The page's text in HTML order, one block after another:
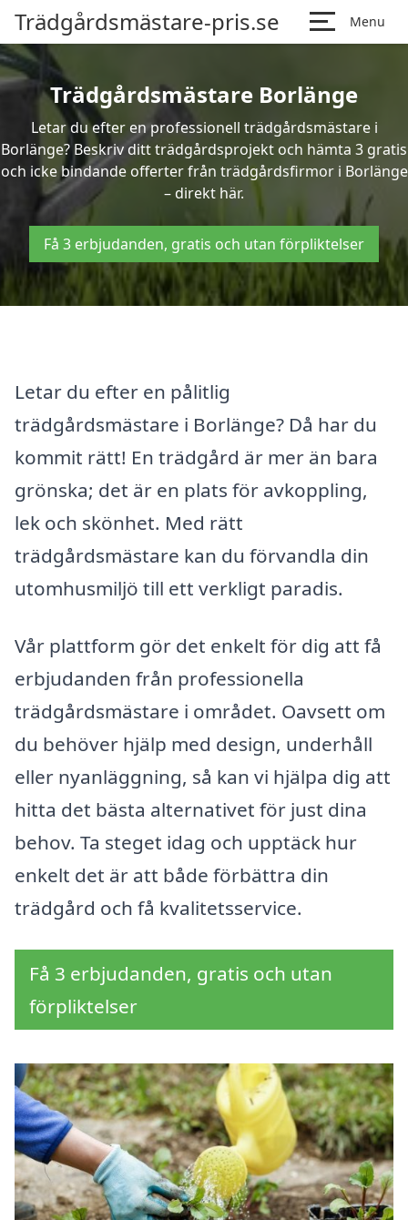
Trädgårdsmästare-pris.se Menu
Trädgårdsmästare Borlänge
Letar du efter en professionell trädgårdsmästare i
Borlänge? Beskriv ditt trädgårdsprojekt och hämta 3 gratis
och icke bindande offerter från trädgårdsfirmor i Borlänge
– direkt här.
Få 3 erbjudanden, gratis och utan förpliktelser
Letar du efter en pålitlig
trädgårdsmästare i Borlänge? Då har du
kommit rätt! En trädgård är mer än bara
grönska; det är en plats för avkoppling,
lek och skönhet. Med rätt
trädgårdsmästare kan du förvandla din
utomhusmiljö till ett verkligt paradis.
Vår plattform gör det enkelt för dig att få
erbjudanden från professionella
trädgårdsmästare i området. Oavsett om
du behöver hjälp med design, underhåll
eller nyanläggning, så kan vi hjälpa dig att
hitta det bästa alternativet för just dina
behov. Ta steget idag och upptäck hur
enkelt det är att både förbättra din
trädgård och få kvalitetsservice.
Få 3 erbjudanden, gratis och utan
förpliktelser